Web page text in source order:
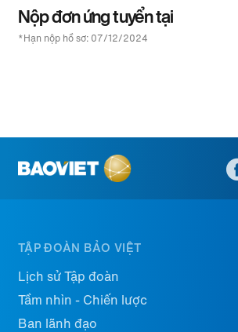
Nộp đơn ứng tuyển tại
*Hạn nộp hồ sơ: 07/12/2024
TẬP ĐOÀN BẢO VIỆT
Lịch sử Tập đoàn
Tầm nhìn - Chiến lược
Ban lãnh đạo